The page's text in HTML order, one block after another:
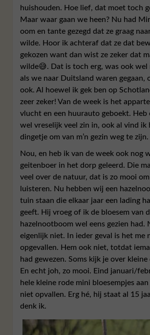
huishouden. Hoe lief, dat moet toch
Maar waar gaan we heen? Nu had
oom en tante gezegd dat ze graag
wilde. Hoor ik achteraf dat ze dat
gekozen want dan wist ze zeker dat
wilde😅. Dat is toch erg, was ook wel
als we naar Duitsland waren gegaan,
ook. Al hoewel ik gek ben op
zeer zeker! Van de week is het
vlucht en een huurauto geboekt. Heb
wel vreselijk veel zin in, ook al vind ik
dingetje om van m’n gezin weg te zijn.
Nou, en heb ik van de week ook nog
geitenboer in het dorp geleerd. Die
veel over de natuur, dat is zo mooi
luisteren. Nu hebben wij een
tuin staan die elkaar jaar een lading
geeft. Hij vroeg of ik de bloesem van
hazelnootboom wel eens gezien had.
eigenlijk niet. In ieder geval is het me
opgevallen. Hem ook niet, totdat
had gewezen. Soms kijk je over kleine
En echt joh, zo mooi. Eind januari/
hele kleine rode mini bloesempjes aan
niet opvallen. Erg hé, hij staat al 15
denk ik.